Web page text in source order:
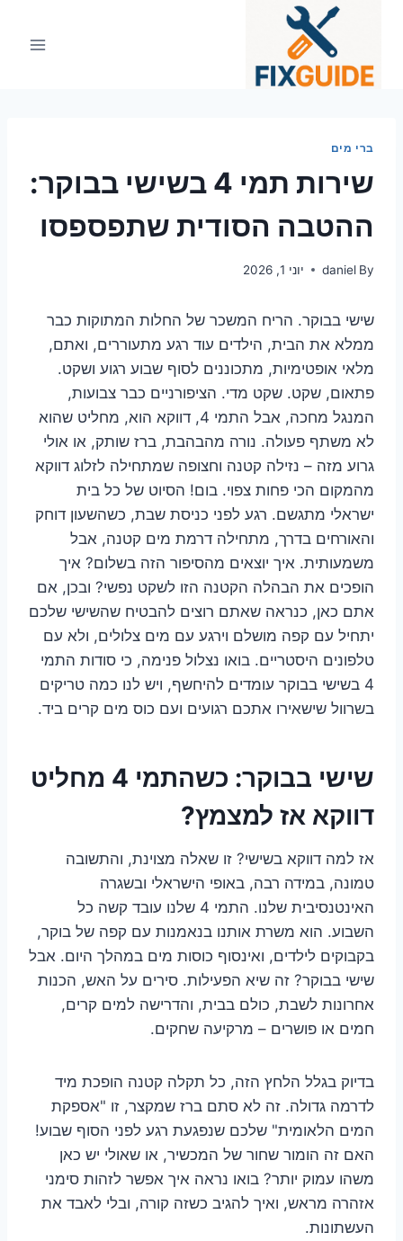
ברי מים
שירות תמי 4 בשישי בבוקר:
ההטבה הסודית שתפספסו
By
daniel יוני 1, 2026
שישי בבוקר. הריח המשכר של החלות המתוקות כבר
ממלא את הבית, הילדים עוד רגע מתעוררים, ואתם,
מלאי אופטימיות, מתכוננים לסוף שבוע רגוע ושקט.
פתאום, שקט. שקט מדי. הציפורניים כבר צבועות,
המנגל מחכה, אבל התמי 4, דווקא הוא, מחליט שהוא
לא משתף פעולה. נורה מהבהבת, ברז שותק, או אולי
גרוע מזה – נזילה קטנה וחצופה שמתחילה לזלוג דווקא
מהמקום הכי פחות צפוי. בום! הסיוט של כל בית
ישראלי מתגשם. רגע לפני כניסת שבת, כשהשעון דוחק
והאורחים בדרך, מתחילה דרמת מים קטנה, אבל
משמעותית. איך יוצאים מהסיפור הזה בשלום? איך
הופכים את הבהלה הקטנה הזו לשקט נפשי? ובכן, אם
אתם כאן, כנראה שאתם רוצים להבטיח שהשישי שלכם
יתחיל עם קפה מושלם וירגע עם מים צלולים, ולא עם
טלפונים היסטריים. בואו נצלול פנימה, כי סודות התמי
4 בשישי בבוקר עומדים להיחשף, ויש לנו כמה טריקים
בשרוול שישאירו אתכם רגועים ועם כוס מים קרים ביד.
שישי בבוקר: כשהתמי 4 מחליט
דווקא אז למצמץ?
אז למה דווקא בשישי? זו שאלה מצוינת, והתשובה
טמונה, במידה רבה, באופי הישראלי ובשגרה
האינטנסיבית שלנו. התמי 4 שלנו עובד קשה כל
השבוע. הוא משרת אותנו בנאמנות עם קפה של בוקר,
בקבוקים לילדים, ואינסוף כוסות מים במהלך היום. אבל
שישי בבוקר? זה שיא הפעילות. סירים על האש, הכנות
אחרונות לשבת, כולם בבית, והדרישה למים קרים,
חמים או פושרים – מרקיעה שחקים.
בדיוק בגלל הלחץ הזה, כל תקלה קטנה הופכת מיד
לדרמה גדולה. זה לא סתם ברז שמקצר, זו "אספקת
המים הלאומית" שלכם שנפגעת רגע לפני הסוף שבוע!
האם זה הומור שחור של המכשיר, או שאולי יש כאן
משהו עמוק יותר? בואו נראה איך אפשר לזהות סימני
אזהרה מראש, ואיך להגיב כשזה קורה, ובלי לאבד את
העשתונות.